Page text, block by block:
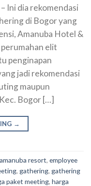
Ini dia rekomendasi
di Bogor yang
Amanuba Hotel &
elit
penginapan
jadi rekomendasi
maupun
Bogor […]
→
amanuba resort, employee
, gathering, gathering
paket meeting, harga